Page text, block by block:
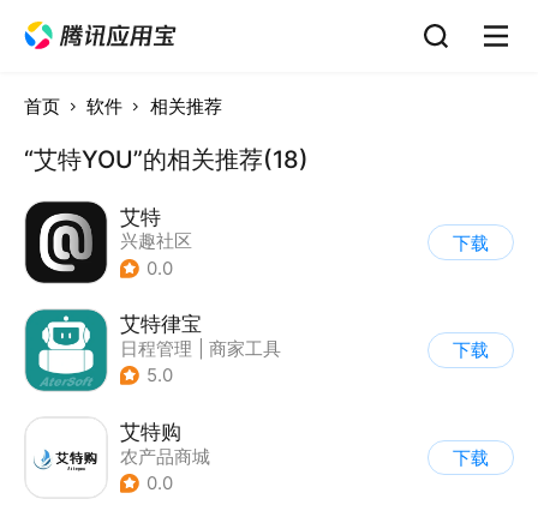
首页 软件 相关推荐
“艾特YOU”的相关推荐(18)
艾特
兴趣社区
0.0
下载
艾特律宝
日程管理
商家工具
5.0
下载
艾特购
农产品商城
0.0
下载